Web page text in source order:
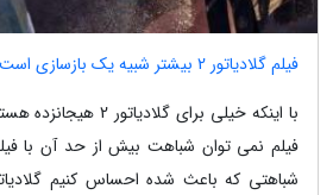
فیلم گلادیاتور 2 بیشتر شبیه یک بازسازی است تا دنباله
با اینکه خیلی برای
فیلم نمی توان شباهت بیش از حد آن با